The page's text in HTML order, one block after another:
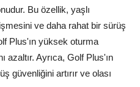
Bu özellik, yaşlı
ve daha rahat bir sürüş
Plus'ın yüksek oturma
azaltır. Ayrıca, Golf Plus'ın
güvenliğini artırır ve olası